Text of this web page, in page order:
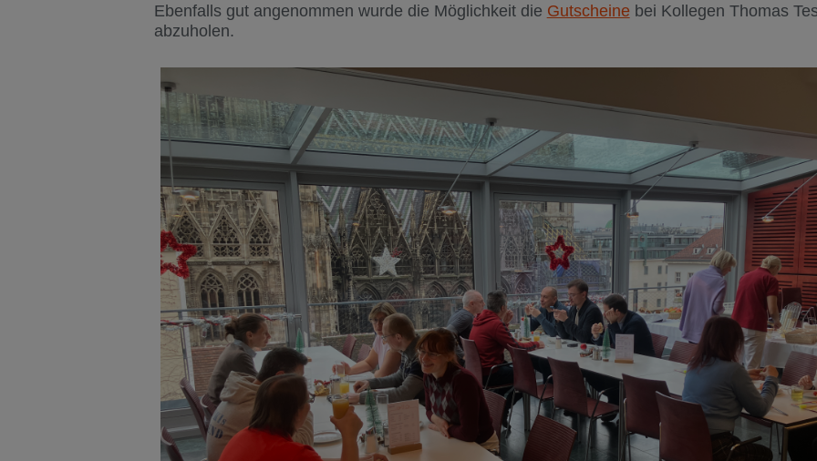
Ebenfalls gut angenommen wurde die Möglichkeit die Gutscheine bei Kollegen Thomas
abzuholen.